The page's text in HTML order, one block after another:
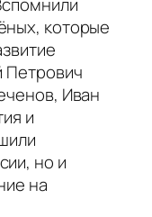
которые
Петрович
Иван
и
но и
на